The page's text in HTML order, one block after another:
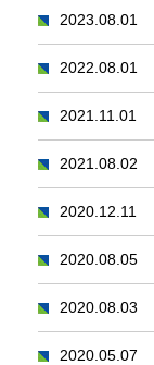
2023.08.01
2022.08.01
2021.11.01
2021.08.02
2020.12.11
2020.08.05
2020.08.03
2020.05.07